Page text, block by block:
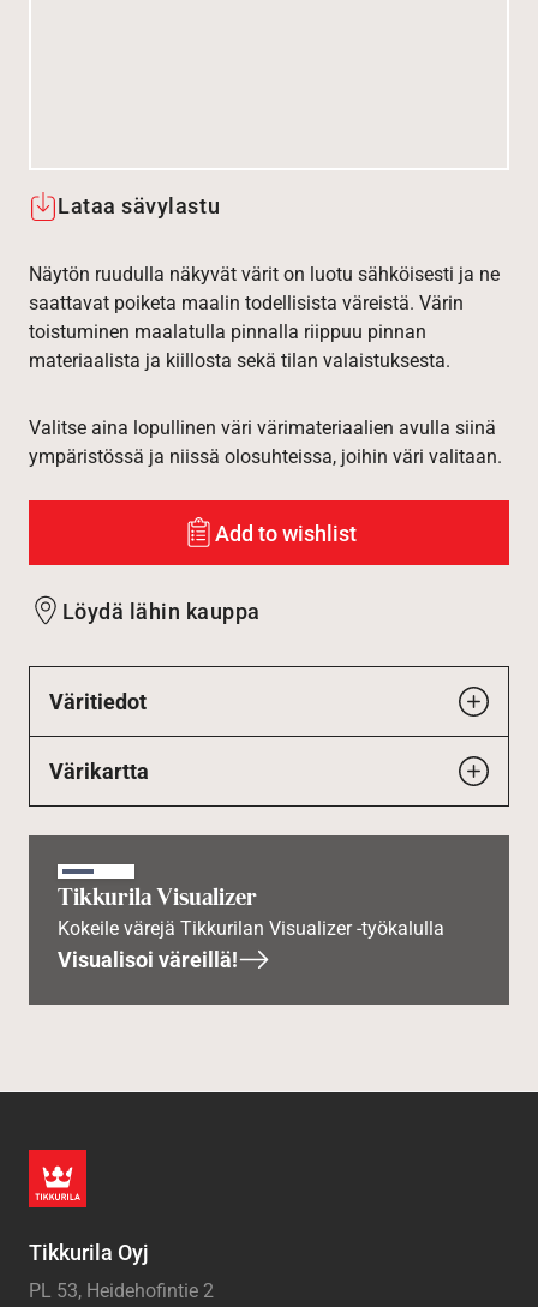
Lataa sävylastu
Näytön ruudulla näkyvät värit on luotu sähköisesti ja ne
saattavat poiketa maalin todellisista väreistä. Värin
toistuminen maalatulla pinnalla riippuu pinnan
materiaalista ja kiillosta sekä tilan valaistuksesta.
Valitse aina lopullinen väri värimateriaalien avulla siinä
ympäristössä ja niissä olosuhteissa, joihin väri valitaan.
Add to wishlist
Löydä lähin kauppa
Väritiedot
Värikartta
Tikkurila Visualizer
Kokeile värejä Tikkurilan Visualizer -työkalulla
Visualisoi väreillä!
Tikkurila Oyj
PL 53, Heidehofintie 2